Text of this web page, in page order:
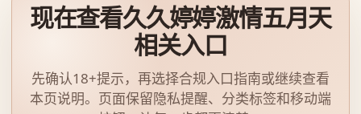
现在查看久久婷婷激情五月天
相关入口
先确认18+提示，再选择合规入口指南或继续查看
本页说明。页面保留隐私提醒、分类标签和移动端